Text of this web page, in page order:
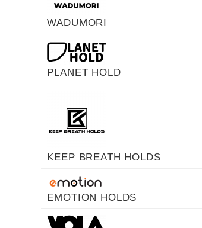
WADUMORI
PLANET HOLD
KEEP BREATH HOLDS
EMOTION HOLDS